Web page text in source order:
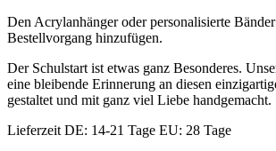
Den Acrylanhänger oder personalisierte
Bestellvorgang hinzufügen.
Der Schulstart ist etwas ganz Besonderes.
eine bleibende Erinnerung an diesen
gestaltet und mit ganz viel Liebe handgemacht.
Lieferzeit DE: 14-21 Tage EU: 28 Tage